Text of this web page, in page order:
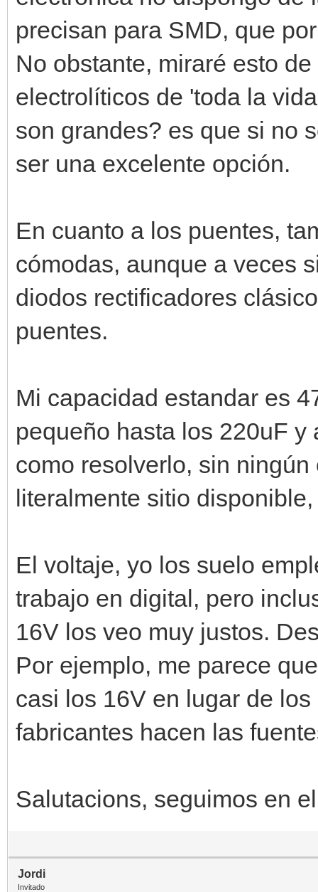
precisan para SMD, que
No obstante, miraré esto
electrolíticos de 'toda la
son grandes? es que si no
ser una excelente opción.
En cuanto a los puentes,
cómodas, aunque a veces
diodos rectificadores
puentes.
Mi capacidad estandar es
pequeño hasta los 220uF
como resolverlo, sin
literalmente sitio
El voltaje, yo los suelo
trabajo en digital, pero
16V los veo muy justos.
Por ejemplo, me parece
casi los 16V en lugar de
fabricantes hacen las
Salutacions, seguimos en
Jordi
Invitado